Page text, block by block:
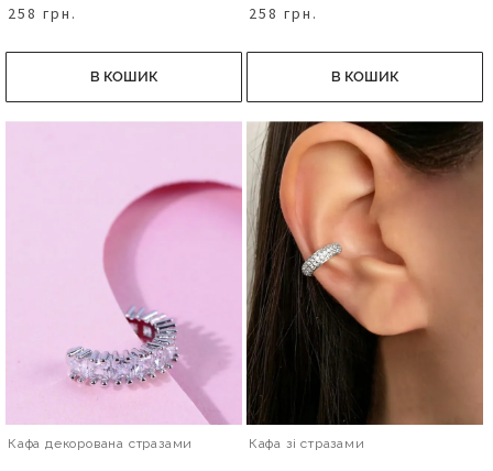
258 грн.
В КОШИК
258 грн.
В КОШИК
Кафа декорована стразами Кафа зі стразами